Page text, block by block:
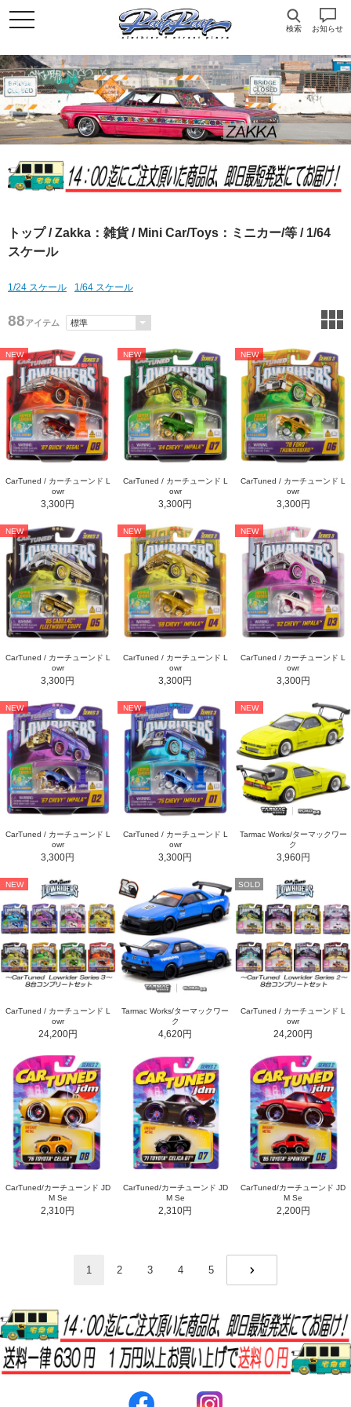
検索 お知らせ
トップ/Zakka：雑貨/ Mini Car/Toys：ミニカー/等 / 1/64
スケール
1/24 スケール 1/64 スケール
88アイテム
NEW
CarTuned / カーチューンド L
owr
3,300円
NEW
CarTuned / カーチューンド L
owr
3,300円
NEW
CarTuned / カーチューンド L
owr
3,300円
NEW
CarTuned / カーチューンド L
owr
3,300円
NEW
CarTuned / カーチューンド L
owr
3,300円
NEW
CarTuned / カーチューンド L
owr
3,300円
NEW
CarTuned / カーチューンド L
owr
3,300円
NEW
CarTuned / カーチューンド L
owr
3,300円
NEW
Tarmac Works/ターマックワー
ク
3,960円
NEW
CarTuned / カーチューンド L
owr
24,200円
Tarmac Works/ターマックワー
ク
4,620円
SOLD
CarTuned / カーチューンド L
owr
24,200円
CarTuned/カーチューンド JD
M Se
2,310円
CarTuned/カーチューンド JD
M Se
2,310円
CarTuned/カーチューンド JD
M Se
2,200円
1 2 3 4
5